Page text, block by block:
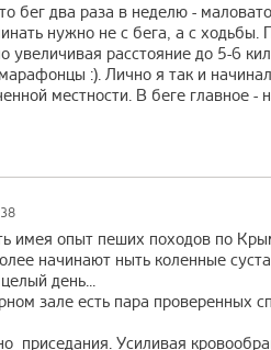
бег два раза в неделю -
нужно не с бега, а с ходьбы.
увеличивая расстояние до 5-6
:). Лично я так и
местности. В беге главное -
имея опыт пеших походов по
начинают ныть коленные
день...
зале есть пара проверенных
приседания. Усиливая